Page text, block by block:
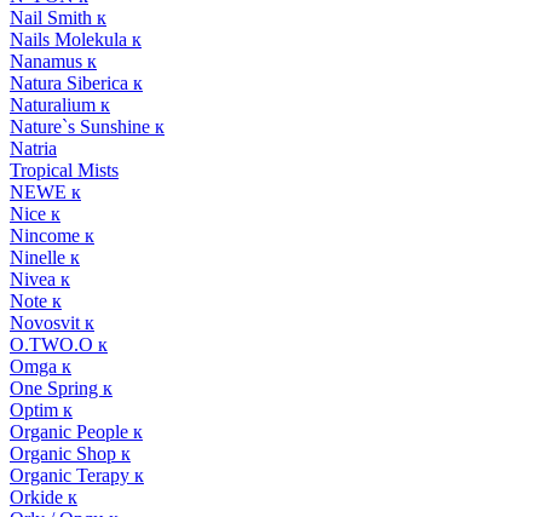
Nail Smith к
Nails Molekula к
Nanamus к
Natura Siberica к
Naturalium к
Nature`s Sunshine к
Natria
Tropical Mists
NEWE к
Nice к
Nincome к
Ninelle к
Nivea к
Note к
Novosvit к
O.TWO.O к
Omga к
One Spring к
Optim к
Organic People к
Organic Shop к
Organic Terapy к
Orkide к